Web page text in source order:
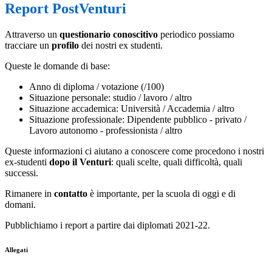
Report PostVenturi
Attraverso un questionario conoscitivo periodico possiamo
tracciare un profilo dei nostri ex studenti.
Queste le domande di base:
Anno di diploma / votazione (/100)
Situazione personale: studio / lavoro / altro
Situazione accademica: Università / Accademia / altro
Situazione professionale: Dipendente pubblico - privato /
Lavoro autonomo - professionista / altro
Queste informazioni ci aiutano a conoscere come procedono i nostri
ex-studenti dopo il Venturi: quali scelte, quali difficoltà, quali
successi.
Rimanere in contatto è importante, per la scuola di oggi e di
domani.
Pubblichiamo i report a partire dai diplomati 2021-22.
Allegati